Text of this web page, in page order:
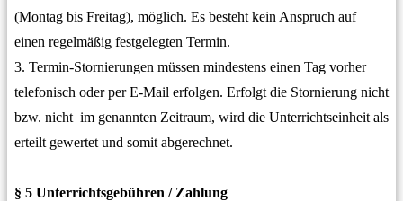
(Montag bis Freitag), möglich. Es besteht kein Anspruch auf
einen regelmäßig festgelegten Termin.
3. Termin-Stornierungen müssen mindestens einen Tag vorher
telefonisch oder per E-Mail erfolgen. Erfolgt die Stornierung nicht
bzw. nicht im genannten Zeitraum, wird die Unterrichtseinheit als
erteilt gewertet und somit abgerechnet.
§ 5 Unterrichtsgebühren / Zahlung